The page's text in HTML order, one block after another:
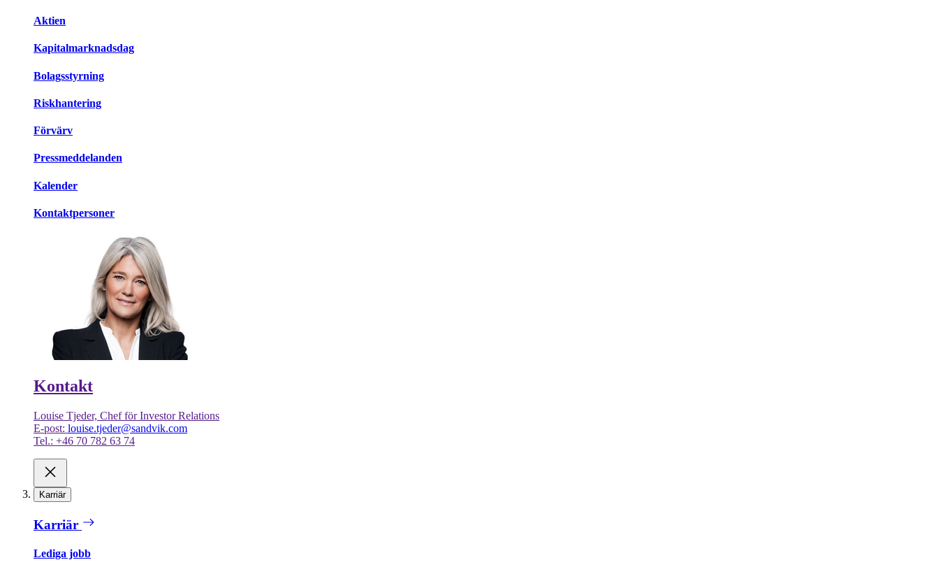
Aktien
Kapitalmarknadsdag
Bolagsstyrning
Riskhantering
Förvärv
Pressmeddelanden
Kalender
Kontaktpersoner
Kontakt
Louise Tjeder, Chef för Investor Relations
E-post: louise.tjeder@sandvik.com
Tel.: +46 70 782 63 74
Karriär
Karriär
Lediga jobb